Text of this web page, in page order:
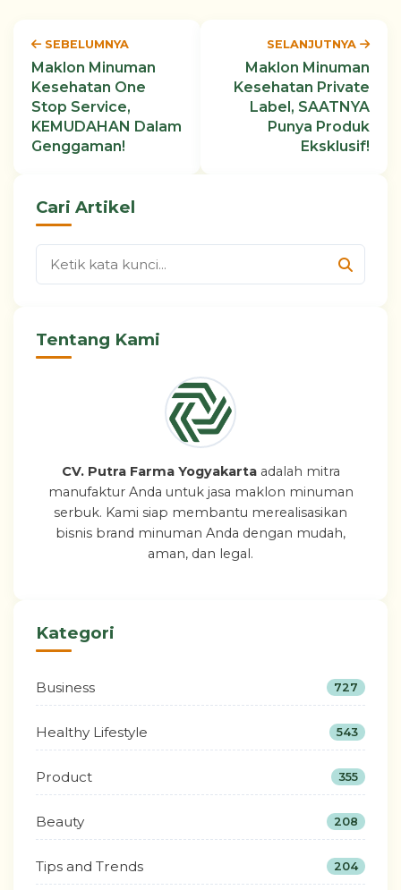
SEBELUMNYA
Maklon Minuman
Kesehatan One
Stop Service,
KEMUDAHAN Dalam
Genggaman!
SELANJUTNYA
Maklon Minuman
Kesehatan Private
Label, SAATNYA
Punya Produk
Eksklusif!
Cari Artikel
Tentang Kami
CV. Putra Farma Yogyakartaadalah mitra
manufaktur Anda untuk jasa maklon minuman
serbuk. Kami siap membantu merealisasikan
bisnis brand minuman Anda dengan mudah,
aman, dan legal.
Kategori
Business 727
Healthy Lifestyle 543
Product 355
Beauty 208
Tips and Trends 204